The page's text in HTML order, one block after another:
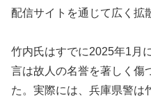
配信サイトを通じて広く拡
竹内氏はすでに2025年1月
言は故人の名誉を著しく傷
た。実際には、兵庫県警は